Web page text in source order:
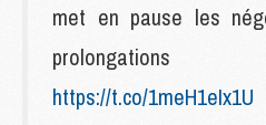
met en pause les
https://t.co/1meH1eIx1U